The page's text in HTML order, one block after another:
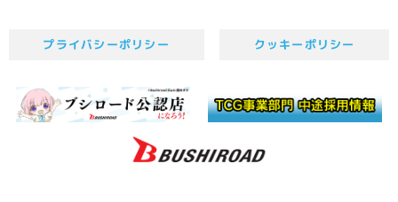
プライバシーポリシー クッキーポリシー